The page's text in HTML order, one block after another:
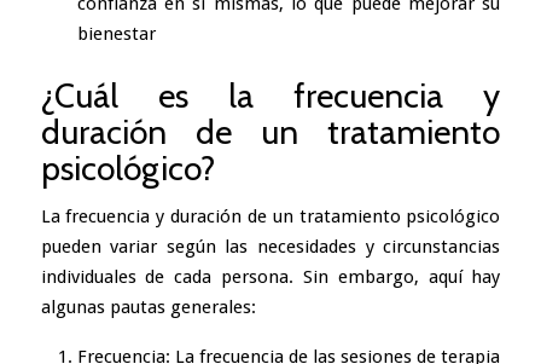
bienestar
¿Cuál es la frecuencia y
duración de un tratamiento
psicológico?
La frecuencia y duración de un tratamiento psicológico
pueden variar según las necesidades y circunstancias
individuales de cada persona. Sin embargo, aquí hay
algunas pautas generales:
Frecuencia: La frecuencia de las sesiones de terapia